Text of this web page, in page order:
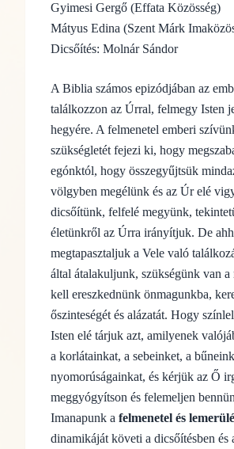
Gyimesi Gergő (Effata Közösség)
Mátyus Edina (Szent Márk
Dicsőítés: Molnár Sándor
A Biblia számos epizódjában az
találkozzon az Úrral, felmegy Isten
hegyére. A felmenetel emberi
szükségletét fejezi ki, hogy
egónktól, hogy összegyűjtsük
völgyben megélünk és az Úr elé
dicsőítünk, felfelé megyünk,
életünkről az Úrra irányítjuk. De
megtapasztaljuk a Vele való
által átalakuljunk, szükségünk van a
kell ereszkednünk önmagunkba,
őszinteségét és alázatát. Hogy
Isten elé tárjuk azt, amilyenek
a korlátainkat, a sebeinket, a
nyomorúságainkat, és kérjük az Ő
meggyógyítson és felemeljen
Imanapunk a felmenetel és
dinamikáját követi a dicsőítésben és